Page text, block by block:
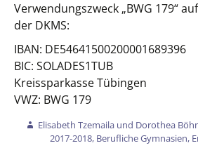
Verwendungszweck „BWG 179“
der DKMS:
IBAN: DE54641500200001689396
BIC: SOLADES1TUB
Kreissparkasse Tübingen
VWZ: BWG 179
Elisabeth Tzemaila und Dorothea
2017-2018, Berufliche Gymnasien,